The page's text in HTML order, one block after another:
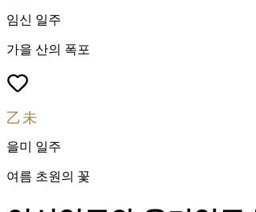
임신 일주
가을 산의 폭포
乙未
을미 일주
여름 초원의 꽃